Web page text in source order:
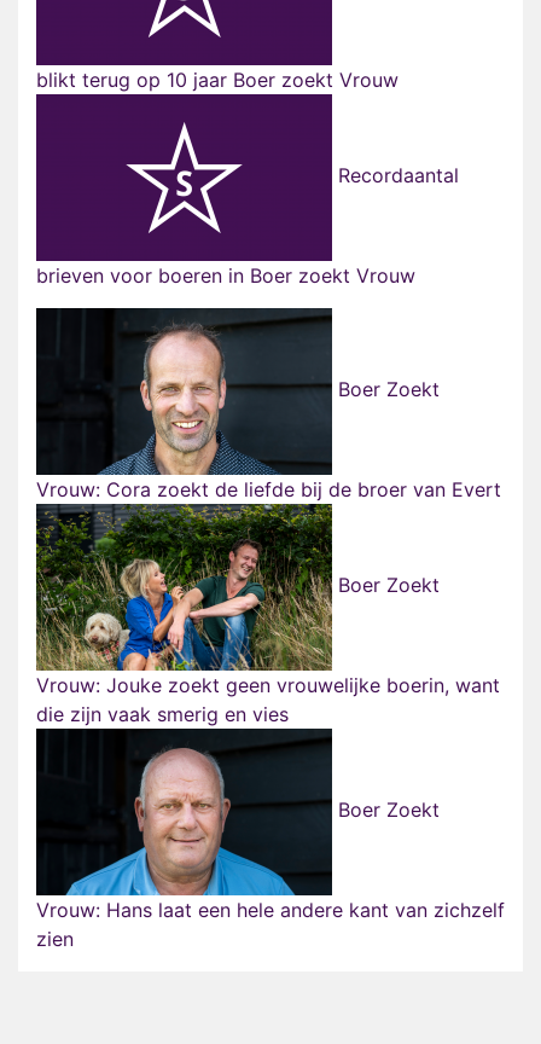
blikt terug op 10 jaar Boer zoekt Vrouw
Recordaantal
brieven voor boeren in Boer zoekt Vrouw
Boer Zoekt
Vrouw: Cora zoekt de liefde bij de broer van Evert
Boer Zoekt
Vrouw: Jouke zoekt geen vrouwelijke boerin, want
die zijn vaak smerig en vies
Boer Zoekt
Vrouw: Hans laat een hele andere kant van zichzelf
zien